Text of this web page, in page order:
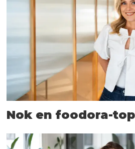
Nok en foodora-